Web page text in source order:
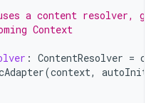
a content resolver,
Context
: ContentResolver =
(context,